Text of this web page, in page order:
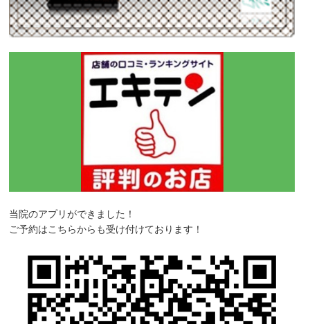
当院のアプリができました！
ご予約はこちらからも受け付けております！